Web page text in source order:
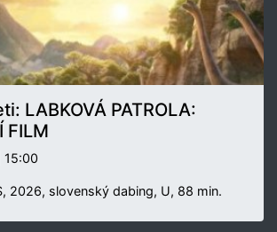
LABKOVÁ PATROLA:
FILM
2026, slovenský dabing, U, 88 min.